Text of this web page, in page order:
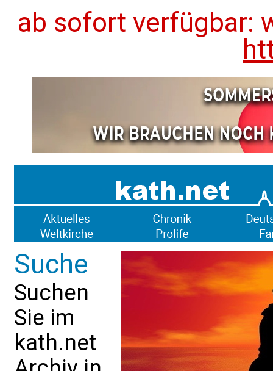
ab sofort verfügbar:
Suche
Suchen
Sie im
kath.net